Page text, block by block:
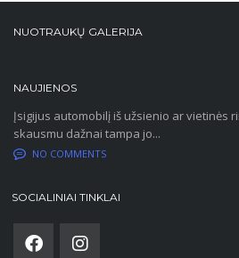
NUOTRAUKŲ GALERIJA
NAUJIENOS
Įsigijus automobilį iš užsienio ar vietinės
skausmu dažnai tampa jo...
NO COMMENTS
SOCIALINIAI TINKLAI